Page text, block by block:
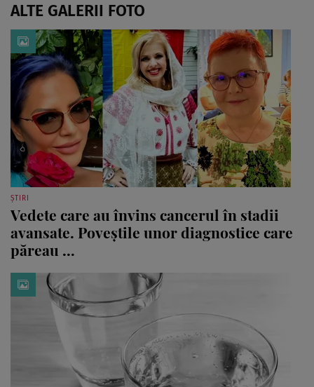
ALTE GALERII FOTO
ȘTIRI
Vedete care au învins cancerul în stadii
avansate. Poveștile unor diagnostice care
păreau ...